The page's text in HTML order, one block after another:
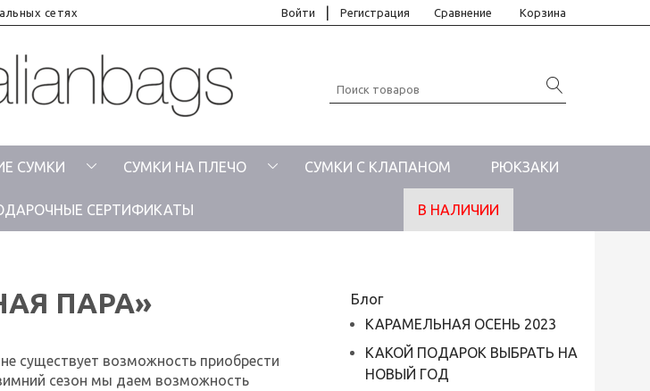
сетях Войти Регистрация Сравнение Корзина
СУМКИ СУМКИ НА ПЛЕЧО СУМКИ С КЛАПАНОМ РЮКЗАКИ
СЕРТИФИКАТЫ В НАЛИЧИИ
ПАРА»
существует возможность приобрести
сезон мы даем возможность
Блог
КАРАМЕЛЬНАЯ ОСЕНЬ 2023
КАКОЙ ПОДАРОК ВЫБРАТЬ НА
НОВЫЙ ГОД